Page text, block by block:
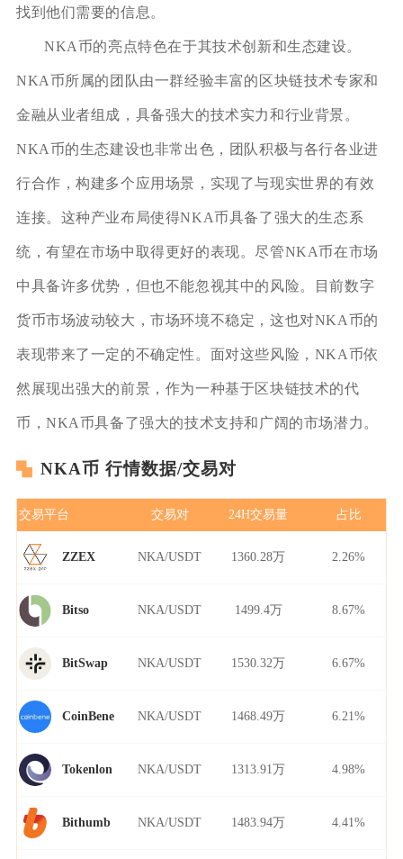
找到他们需要的信息。
NKA币的亮点特色在于其技术创新和生态建设。
NKA币所属的团队由一群经验丰富的区块链技术专家和
金融从业者组成，具备强大的技术实力和行业背景。
NKA币的生态建设也非常出色，团队积极与各行各业进
行合作，构建多个应用场景，实现了与现实世界的有效
连接。这种产业布局使得NKA币具备了强大的生态系
统，有望在市场中取得更好的表现。尽管NKA币在市场
中具备许多优势，但也不能忽视其中的风险。目前数字
货币市场波动较大，市场环境不稳定，这也对NKA币的
表现带来了一定的不确定性。面对这些风险，NKA币依
然展现出强大的前景，作为一种基于区块链技术的代
币，NKA币具备了强大的技术支持和广阔的市场潜力。
NKA币 行情数据/交易对
交易平台 交易对 24H交易量 占比
ZZEX NKA/USDT 1360.28万 2.26%
Bitso NKA/USDT 1499.4万 8.67%
BitSwap NKA/USDT 1530.32万 6.67%
CoinBene NKA/USDT 1468.49万 6.21%
Tokenlon NKA/USDT 1313.91万 4.98%
Bithumb NKA/USDT 1483.94万 4.41%